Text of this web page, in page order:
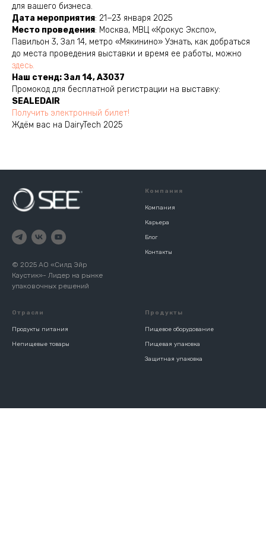
для вашего бизнеса.
Дата мероприятия: 21−23 января 2025
Место проведения: Москва, МВЦ «Крокус Экспо»,
Павильон 3, Зал 14, метро «Мякинино» Узнать, как добраться
до места проведения выставки и время ее работы, можно
здесь.
Наш стенд: Зал 14, A3037
Промокод для бесплатной регистрации на выставку:
SEALEDAIR
Получить электронный билет!
Ждём вас на DairyTech 2025
© 2025 АО «‎Силд Эйр
Каустик»- Лидер на рынке
упаковочных решений
Компания
Компания
Карьера
Блог
Контакты
Отрасли
Продукты питания
Непищевые товары
Продукты
Пищевое оборудование
Пищевая упаковка
Защитная упаковка